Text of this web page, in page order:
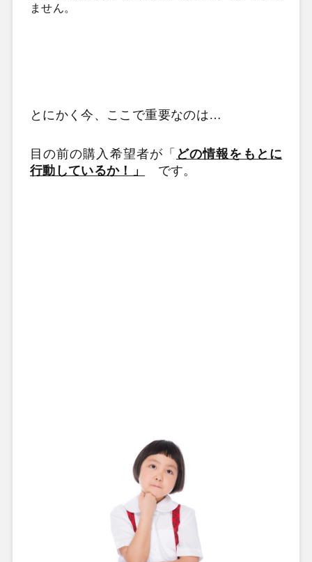
ません。
とにかく今、ここで重要なのは…
目の前の購入希望者が「 どの情報をもとに
行動しているか！」
です。